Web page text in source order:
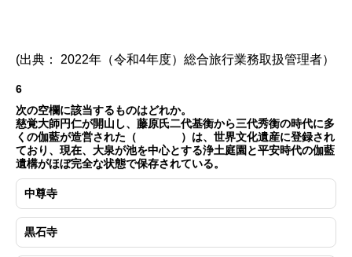
(出典： 2022年（令和4年度）総合旅行業務取扱管理者）
6
次の空欄に該当するものはどれか。
慈覚大師円仁が開山し、藤原氏二代基衡から三代秀衡の時代に多
くの伽藍が造営された（ ）は、世界文化遺産に登録され
ており、現在、大泉が池を中心とする浄土庭園と平安時代の伽藍
遺構がほぼ完全な状態で保存されている。
中尊寺
黒石寺